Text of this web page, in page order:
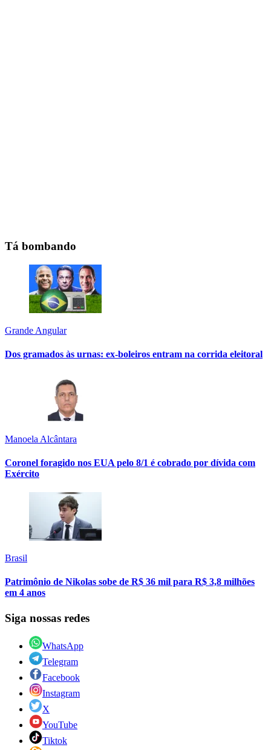
Tá bombando
Grande Angular
Dos gramados às urnas: ex-boleiros entram na corrida eleitoral
Manoela Alcântara
Coronel foragido nos EUA pelo 8/1 é cobrado por dívida com
Exército
Brasil
Patrimônio de Nikolas sobe de R$ 36 mil para R$ 3,8 milhões
em 4 anos
Siga nossas redes
WhatsApp
Telegram
Facebook
Instagram
X
YouTube
Tiktok